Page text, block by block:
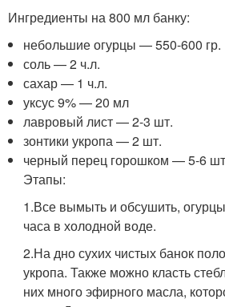
Ингредиенты на 800 мл банку:
небольшие огурцы — 550-600 гр.
соль — 2 ч.л.
сахар — 1 ч.л.
уксус 9% — 20 мл
лавровый лист — 2-3 шт.
зонтики укропа — 2 шт.
черный перец горошком — 5-6
Этапы:
1.Все вымыть и обсушить,
часа в холодной воде.
2.На дно сухих чистых банок
укропа. Также можно класть
них много эфирного масла,